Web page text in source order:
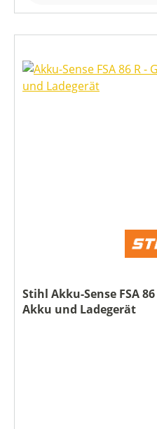
Stihl Akku-Sense FSA
Akku und Ladegerät